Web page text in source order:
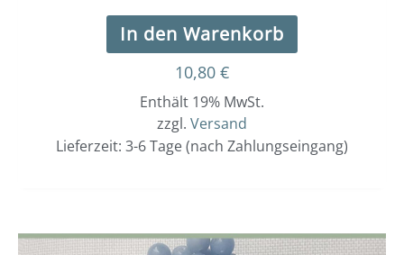
In den Warenkorb
10,80 €
Enthält 19% MwSt.
zzgl. Versand
Lieferzeit: 3-6 Tage (nach Zahlungseingang)